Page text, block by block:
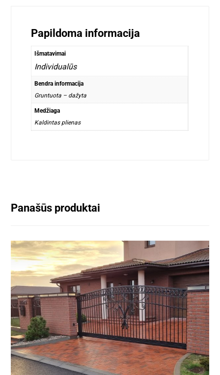
Papildoma informacija
Išmatavimai
Individualūs
Bendra informacija
Gruntuota – dažyta
Medžiaga
Kaldintas plienas
Panašūs produktai